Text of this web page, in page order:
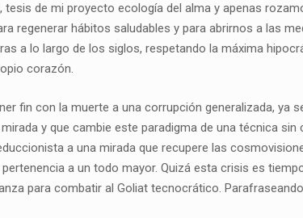
de mi proyecto ecología del alma y apenas
regenerar hábitos saludables y para abrirnos a las
a lo largo de los siglos, respetando la máxima
corazón.
fin con la muerte a una corrupción generalizada, ya
y que cambie este paradigma de una técnica
a una mirada que recupere las
a un todo mayor. Quizá esta crisis es
para combatir al Goliat tecnocrático.